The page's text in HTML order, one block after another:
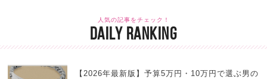
人気の記事をチェック！
DAILY RANKING
【2026年最新版】予算5万円・10万円で選ぶ男の